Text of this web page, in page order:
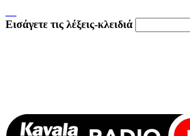
Εισάγετε τις λέξεις-κλειδιά